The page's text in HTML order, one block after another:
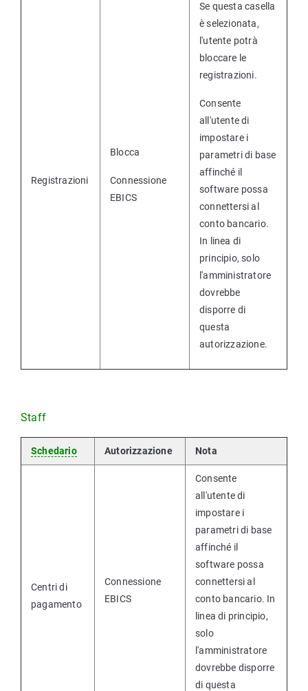
Registrazioni
Blocca
Connessione
EBICS
Se questa casella
è selezionata,
l'utente potrà
bloccare le
registrazioni.
Consente
all'utente di
impostare i
parametri di base
affinché il
software possa
connettersi al
conto bancario.
In linea di
principio, solo
l'amministratore
dovrebbe
disporre di
questa
autorizzazione.
Staff
Schedario Autorizzazione Nota
Centri di
pagamento
Connessione
EBICS
Consente
all'utente di
impostare i
parametri di base
affinché il
software possa
connettersi al
conto bancario. In
linea di principio,
solo
l'amministratore
dovrebbe disporre
di questa